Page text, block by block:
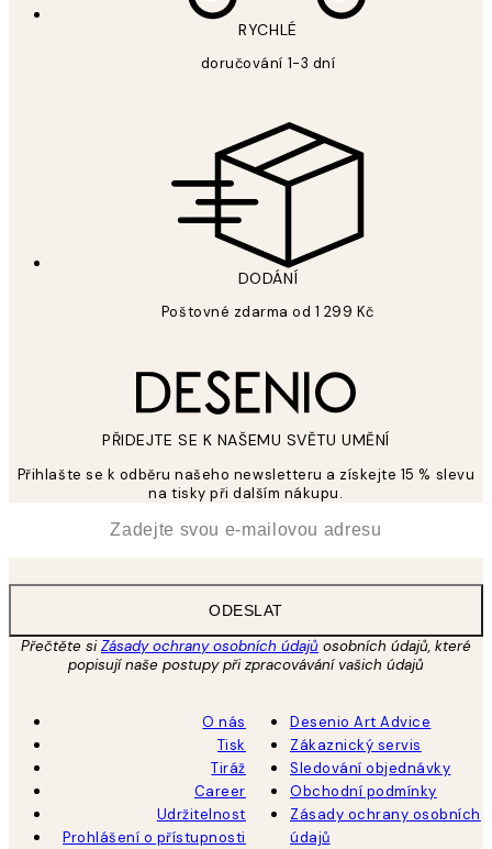
RYCHLÉ
doručování 1-3 dní
DODÁNÍ
Poštovné zdarma od 1 299 Kč
PŘIDEJTE SE K NAŠEMU SVĚTU UMĚNÍ
Přihlašte se k odběru našeho newsletteru a získejte 15 % slevu
na tisky při dalším nákupu.
ODESLAT
Přečtěte siZásady ochrany osobních údajů osobních údajů, které
popisují naše postupy při zpracovávání vašich údajů
O nás
Tisk
Tiráž
Career
Udržitelnost
Prohlášení o přístupnosti
Desenio Art Advice
Zákaznický servis
Sledování objednávky
Obchodní podmínky
Zásady ochrany osobních
údajů